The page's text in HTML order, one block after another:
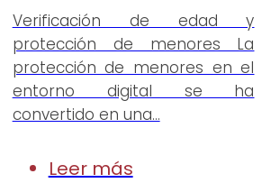
Verificación de edad y
protección de menores La
protección de menores en el
entorno digital se ha
convertido en una…
Leer más